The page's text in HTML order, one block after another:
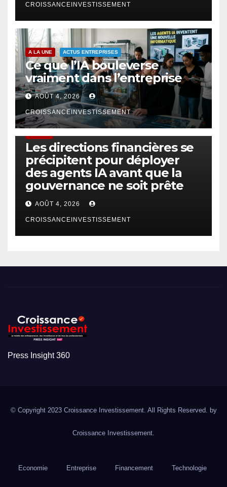
CROISSANCEINVESTISSEMENT
A LA UNE ACTUS ENTREPRISES
Ce que l’IA bouleverse
vraiment dans l’entreprise
AOÛT 4, 2026
CROISSANCEINVESTISSEMENT
Les directions financières se
précipitent pour déployer
des agents IA avant que la
gouvernance ne soit prête
AOÛT 4, 2026
CROISSANCEINVESTISSEMENT
Press Insight 360
© Copyright 2023 Croissance Investissement. All Rights Reserved. by
Croissance Investissement.
Economie Entreprise Financement Technologie